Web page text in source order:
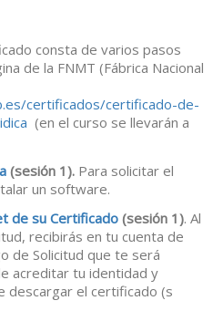
consta de varios pasos
de la FNMT (Fábrica Nacional
certificados/certificado-de-
(en el curso se llevarán a
(sesión 1). Para solicitar el
un software.
de su Certificado (sesión 1). Al
recibirás en tu cuenta de
de Solicitud que te será
acreditar tu identidad y
descargar el certificado (s